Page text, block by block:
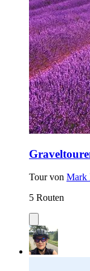
Tour von Mark
5 Routen